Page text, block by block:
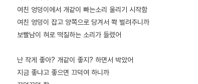
여친 엉덩이에서 개같이 빠는소리 울리기 시작함
여친 엉덩이 잡고 양쪽으로 당겨서 쫙 벌려주니까
보빨남이 혀로 떡질하는 소리가 들렸어
난 작게 좋아? 개같이 좋지? 하면서 박았어
지금 좋냐고 좋으면 끄덕여 하니까